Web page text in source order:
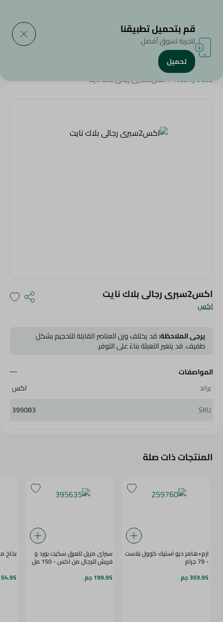
الرئيسية/الجمال والعناية الشخصية
Weekly Deals
/اكس2سبرى رجالى بلاك نايت
اكس
اكس2سبرى رجالى بلاك نايت
يرجى الملاحظة:قد يختلف وزن العناصر القابلة للتحجيم بشكل
طفيف. قد يتغير التعبئة بناءً على التوفر.
المواصفات
براند
اكس
SKU
399083
المنتجات ذات صلة
ارم+هامر ديو استيك كوول بلاست
- 79 جرام
359.95 جم
سبراى مزيل للعرق سكيت بورد و
فريش للرجال من اكس - 150 مل
199.95 جم
بخاخ
154.95
قم بتحميل تطبيقنا
لتجربة تسوق أفضل
تحميل